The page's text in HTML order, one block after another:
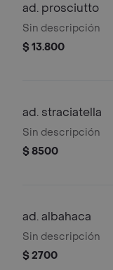
ad. prosciutto
Sin descripción
$ 13.800
ad. straciatella
Sin descripción
$ 8500
ad. albahaca
Sin descripción
$ 2700